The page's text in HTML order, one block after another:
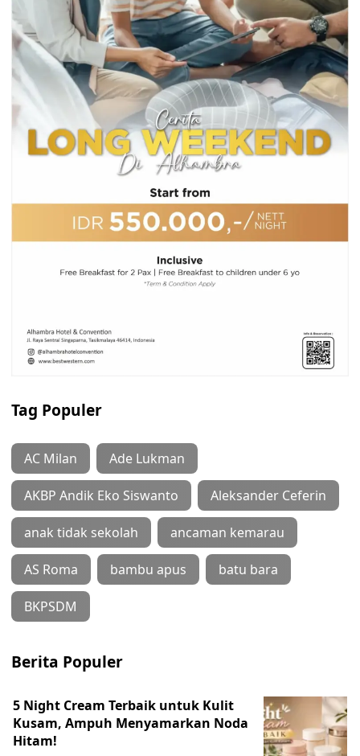
Tag Populer
AC Milan Ade Lukman
AKBP Andik Eko Siswanto Aleksander Ceferin
anak tidak sekolah ancaman kemarau
AS Roma bambu apus batu bara
BKPSDM
Berita Populer
5 Night Cream Terbaik untuk Kulit
Kusam, Ampuh Menyamarkan Noda
Hitam!